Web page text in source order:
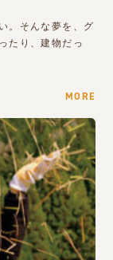
。そんな夢を、グ
たり、建物だっ
MORE